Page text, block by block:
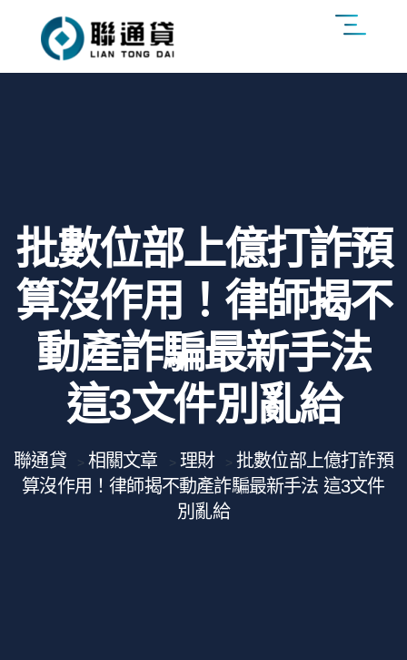
批數位部上億打詐預
算沒作用！律師揭不
動產詐騙最新手法
這3文件別亂給
聯通貸 > 相關文章 > 理財 > 批數位部上億打詐預
算沒作用！律師揭不動產詐騙最新手法 這3文件
別亂給